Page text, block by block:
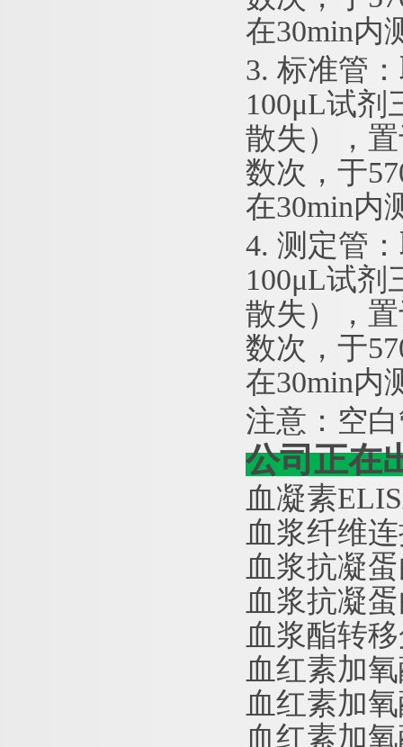
在30min内
3. 标准管
100μL试剂
散失），
数次，于
在30min内
4. 测定管
100μL试剂
散失），
数次，于
在30min内
注意：空
公司正在
血凝素
血浆纤维
血浆抗凝
血浆抗凝
血浆酯转
血红素加
血红素加
血红素加